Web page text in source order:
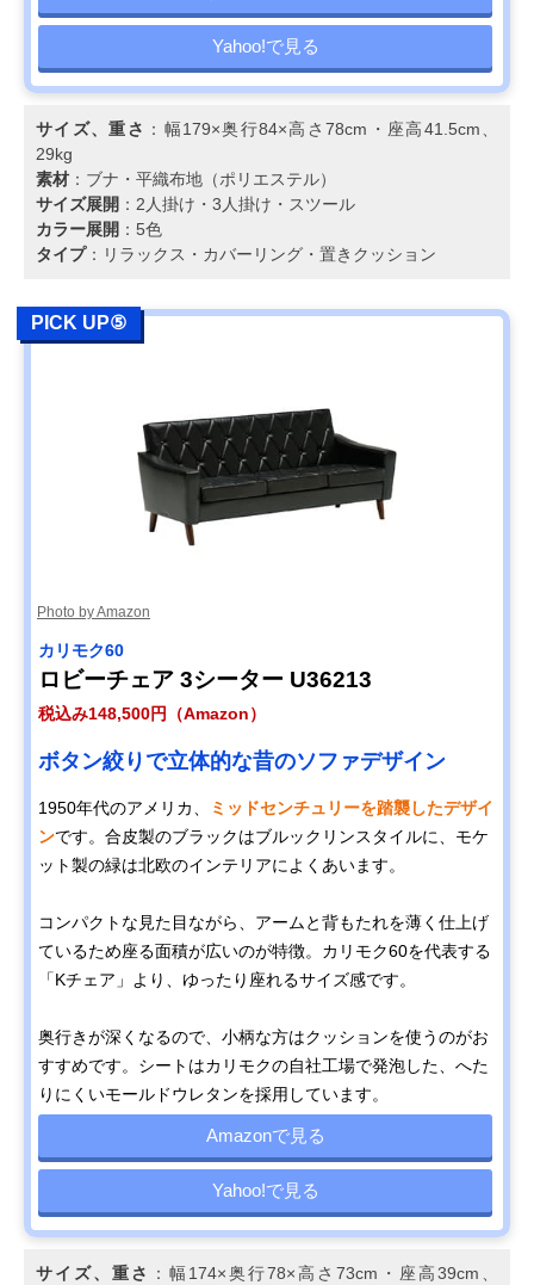
Yahoo!で見る
サイズ、重さ ：幅179×奥行84×高さ78cm・座高41.5cm、
29kg
素材 ：ブナ・平織布地（ポリエステル）
サイズ展開 ：2人掛け・3人掛け・スツール
カラー展開 ：5色
タイプ：リラックス・カバーリング・置きクッション
PICK UP⑤
Photo by Amazon
カリモク60
ロビーチェア 3シーター U36213
税込み148,500円（Amazon）
ボタン絞りで立体的な昔のソファデザイン
1950年代のアメリカ、
ミッドセンチュリーを踏襲したデザイ
ンです。合皮製のブラックはブルックリンスタイルに、モケ
ット製の緑は北欧のインテリアによくあいます。
コンパクトな見た目ながら、アームと背もたれを薄く仕上げ
ているため座る面積が広いのが特徴。カリモク60を代表する
「Kチェア」より、ゆったり座れるサイズ感です。
奥行きが深くなるので、小柄な方はクッションを使うのがお
すすめです。シートはカリモクの自社工場で発泡した、へた
りにくいモールドウレタンを採用しています。
Amazonで見る
Yahoo!で見る
サイズ、重さ
：幅174×奥行78×高さ73cm・座高39cm、